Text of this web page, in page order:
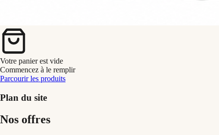
Votre panier est vide
Commencez à le remplir
Parcourir les produits
Plan du site
Nos offres